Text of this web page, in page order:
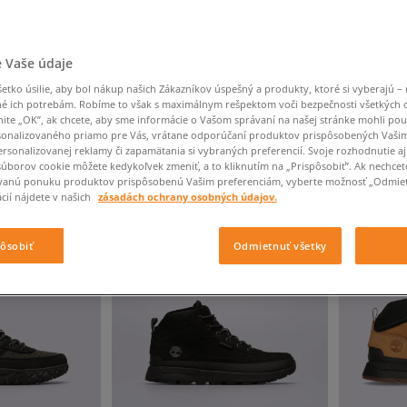
Clarks
Rukavice
Klobúky
Eastpak
Empire
Starostlivosť o obuv
Čiapky
Rukavice
Dickies
Eastpak
Jordan
Lacoste
Nike Air Force 1 LV8
Jordan 4
New Balance 530
New Balance 1906
Puma Speedcat
Puma Suede XL
Puma Palermo
Asics Gel-NYC Rugged
VÝSLEDKOV NA STRÁNKE 60 Z 21 VÝROBKOV
Vaše údaje
úsilie, aby bol nákup našich Zákazníkov úspešný a produkty, ktoré si vyberajú –
ich potrebám. Robíme to však s maximálnym rešpektom voči bezpečnosti všetkých
„OK”, ak chcete, aby sme informácie o Vašom správaní na našej stránke mohli
priamo pre Vás, vrátane odporúčaní produktov prispôsobených
reklamy či zapamätania si vybraných preferencií. Svoje rozhodnutie
cookie môžete kedykoľvek zmeniť, a to kliknutím na „Prispôsobiť”. Ak
ponuku produktov prispôsobenú Vašim preferenciám, vyberte možnosť
nájdete v našich zásadách ochrany osobných údajov.
Odmietnuť všetky